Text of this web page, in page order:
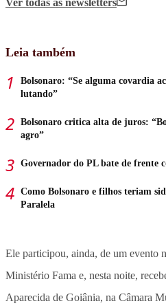
Leia também
Bolsonaro: “Se alguma covardia
lutando”
Bolsonaro critica alta de juros:
agro”
Governador do PL bate de frente
Como Bolsonaro e filhos teriam
Paralela
Ele participou, ainda, de um evento
Ministério Fama e, nesta noite,
Aparecida de Goiânia, na Câmara